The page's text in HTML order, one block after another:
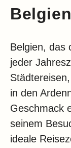
Belgien
Belgien, das
jeder
in den
Geschmack
seinem
ideale